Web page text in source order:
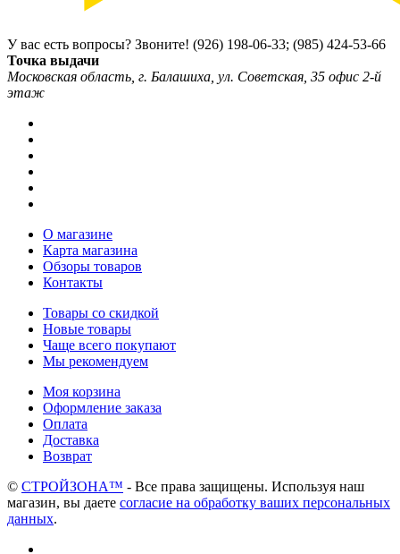
У вас есть вопросы? Звоните! (926) 198-06-33; (985) 424-53-66
Точка выдачи
Московская область, г. Балашиха, ул. Советская, 35 офис 2-й
этаж
О магазине
Карта магазина
Обзоры товаров
Контакты
Товары со скидкой
Новые товары
Чаще всего покупают
Мы рекомендуем
Моя корзина
Оформление заказа
Оплата
Доставка
Возврат
© СТРОЙЗОНА™ - Все права защищены. Используя наш
магазин, вы даете согласие на обработку ваших персональных
данных.